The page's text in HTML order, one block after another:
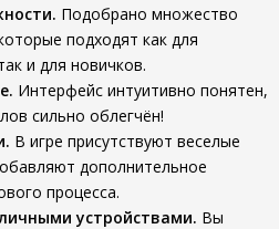
Подобрано множество
подходят как для
и для новичков.
Интерфейс интуитивно понятен,
сильно облегчён!
В игре присутствуют веселые
дополнительное
процесса.
устройствами. Вы